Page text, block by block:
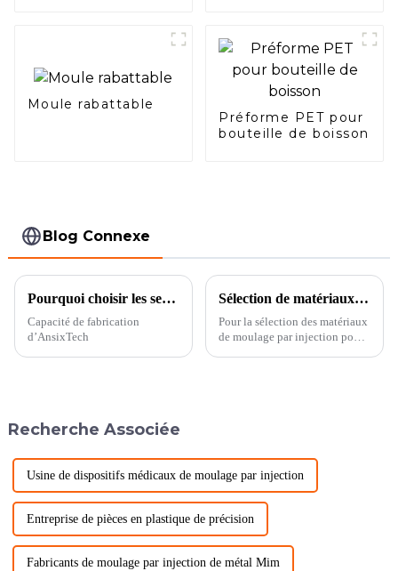
Moule rabattable
Préforme PET pour
bouteille de boisson
Blog Connexe
Pourquoi choisir les services d'injection plastique personnalisés d'AnsixTech ?
Capacité de fabrication
d’AnsixTech
Sélection de matériaux de moulage par injection
Pour la sélection des matériaux
de moulage par injection pour
Recherche Associée
Usine de dispositifs médicaux de moulage par injection
Entreprise de pièces en plastique de précision
Fabricants de moulage par injection de métal Mim